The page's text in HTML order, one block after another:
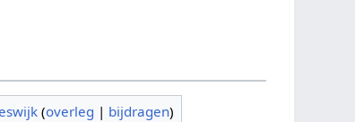
(overleg | bijdragen)